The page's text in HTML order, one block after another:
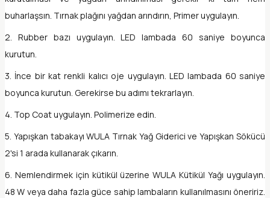
buharlaşsın. Tırnak plağını yağdan arındırın, Primer uygulayın.
2. Rubber bazı uygulayın. LED lambada 60 saniye boyunca
kurutun.
3. İnce bir kat renkli kalıcı oje uygulayın. LED lambada 60 saniye
boyunca kurutun. Gerekirse bu adımı tekrarlayın.
4. Top Coat uygulayın. Polimerize edin.
5. Yapışkan tabakayı WULA Tırnak Yağ Giderici ve Yapışkan Sökücü
2'si 1 arada kullanarak çıkarın.
6. Nemlendirmek için kütikül üzerine WULA Kütikül Yağı uygulayın.
48 W veya daha fazla güce sahip lambaların kullanılmasını öneririz.